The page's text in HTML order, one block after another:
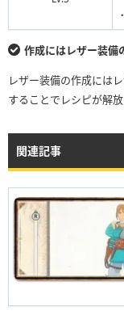
・
作成にはレザー装備
レザー装備の作成には
することでレシピが解放
関連記事